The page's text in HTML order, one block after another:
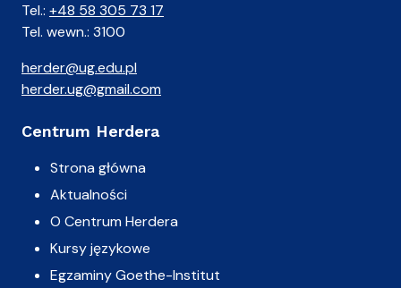
Tel.: +48 58 305 73 17
Tel. wewn.: 3100
herder@ug.edu.pl
herder.ug@gmail.com
Centrum Herdera
Strona główna
Aktualności
O Centrum Herdera
Kursy językowe
Egzaminy Goethe-Institut